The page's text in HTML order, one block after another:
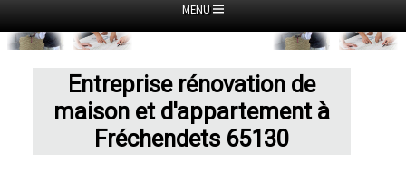
MENU
Entreprise rénovation de
maison et d'appartement à
Fréchendets 65130